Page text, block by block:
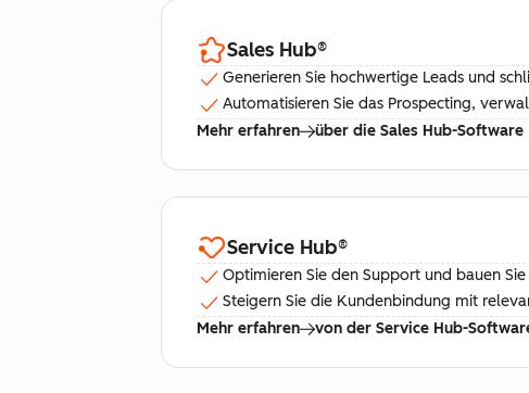
Sales Hub®
Generieren Sie hochwertige Leads und
Automatisieren Sie das Prospecting,
Mehr erfahren
über die Sales Hub-Software
Service Hub®
Optimieren Sie den Support und bauen
Steigern Sie die Kundenbindung mit
Mehr erfahren
von der Service Hub-